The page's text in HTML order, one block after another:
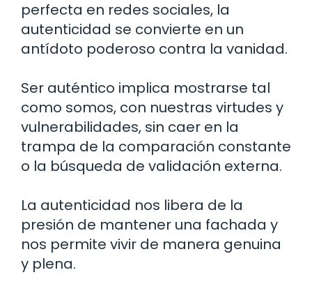
perfecta en redes sociales, la
autenticidad se convierte en un
antídoto poderoso contra la vanidad.
Ser auténtico implica mostrarse tal
como somos, con nuestras virtudes y
vulnerabilidades, sin caer en la
trampa de la comparación constante
o la búsqueda de validación externa.
La autenticidad nos libera de la
presión de mantener una fachada y
nos permite vivir de manera genuina
y plena.